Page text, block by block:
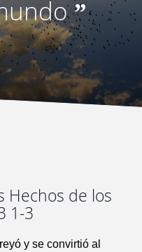
”
Hechos de los
1-3
y se convirtió al